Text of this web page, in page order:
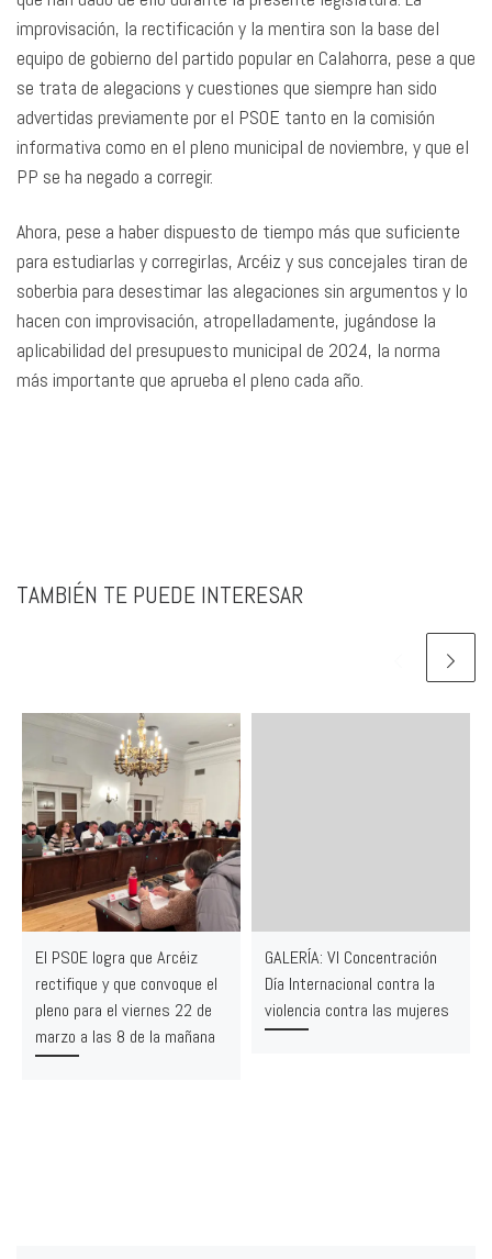
improvisación, la rectificación y la mentira son la base del
equipo de gobierno del partido popular en Calahorra, pese a que
se trata de alegacions y cuestiones que siempre han sido
advertidas previamente por el PSOE tanto en la comisión
informativa como en el pleno municipal de noviembre, y que el
PP se ha negado a corregir.
Ahora, pese a haber dispuesto de tiempo más que suficiente
para estudiarlas y corregirlas, Arcéiz y sus concejales tiran de
soberbia para desestimar las alegaciones sin argumentos y lo
hacen con improvisación, atropelladamente, jugándose la
aplicabilidad del presupuesto municipal de 2024, la norma
más importante que aprueba el pleno cada año.
TAMBIÉN TE PUEDE INTERESAR
El PSOE logra que Arcéiz
rectifique y que convoque el
pleno para el viernes 22 de
marzo a las 8 de la mañana
GALERÍA: VI Concentración
Día Internacional contra la
violencia contra las mujeres